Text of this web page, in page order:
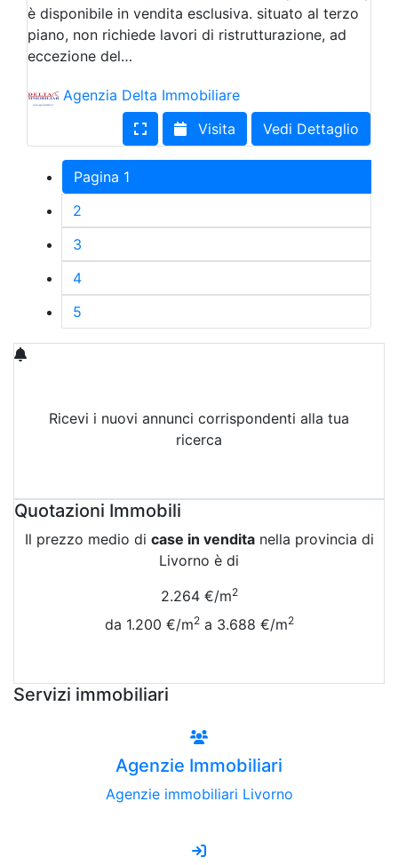
è disponibile in vendita esclusiva. situato al terzo
piano, non richiede lavori di ristrutturazione, ad
eccezione del…
Agenzia Delta Immobiliare
Visita
Vedi Dettaglio
Pagina 1
2
3
4
5
Ricevi i nuovi annunci corrispondenti alla tua
ricerca
Quotazioni Immobili
Il prezzo medio di case in venditanella provincia di
Livorno è di
2.264 €/m2
da 1.200 €/m2a 3.688 €/m2
Servizi immobiliari
Agenzie Immobiliari
Agenzie immobiliari Livorno